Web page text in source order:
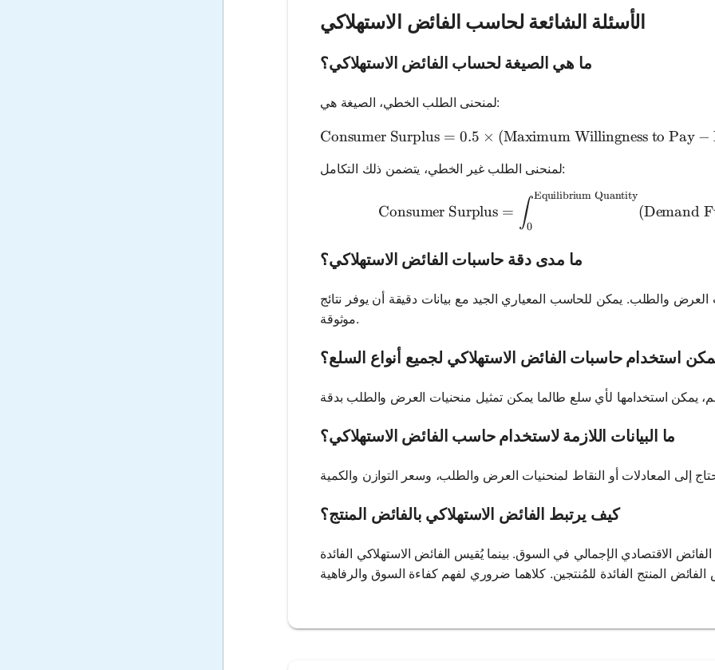
الأسئلة الشائعة لحاسب الفائض الاستهلاكي
ما هي الصيغة لحساب الفائض الاستهلاكي؟
لمنحنى الطلب الخطي، الصيغة هي:
Consumer Surplus = 0.5 × (Maximum Willingness to Pay −
لمنحنى الطلب غير الخطي، يتضمن ذلك التكامل:
Consumer Surplus = ∫0
Equilibrium Quantity
(Demand
ما مدى دقة حاسبات الفائض الاستهلاكي؟
والطلب. يمكن للحاسب المعياري الجيد مع بيانات دقيقة أن يوفر نتائج
موثوقة.
استخدام حاسبات الفائض الاستهلاكي لجميع أنواع السلع؟
ما البيانات اللازمة لاستخدام حاسب الفائض الاستهلاكي؟
كيف يرتبط الفائض الاستهلاكي بالفائض المنتج؟
الاقتصادي الإجمالي في السوق. بينما يُقيس الفائض الاستهلاكي الفائدة